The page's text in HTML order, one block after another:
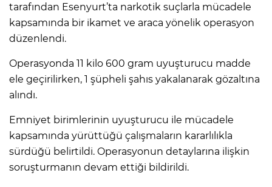
tarafından Esenyurt’ta narkotik suçlarla mücadele
kapsamında bir ikamet ve araca yönelik operasyon
düzenlendi.
Operasyonda 11 kilo 600 gram uyuşturucu madde
ele geçirilirken, 1 şüpheli şahıs yakalanarak gözaltına
alındı.
Emniyet birimlerinin uyuşturucu ile mücadele
kapsamında yürüttüğü çalışmaların kararlılıkla
sürdüğü belirtildi. Operasyonun detaylarına ilişkin
soruşturmanın devam ettiği bildirildi.